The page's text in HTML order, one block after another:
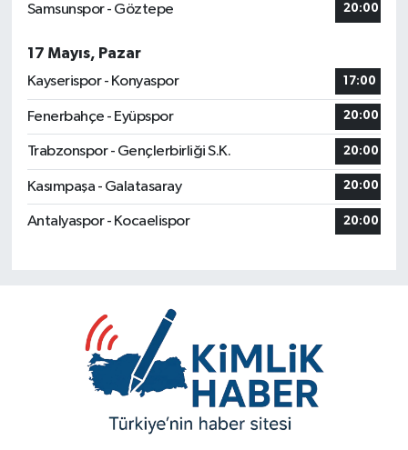
Samsunspor - Göztepe 20:00
17 Mayıs, Pazar
Kayserispor - Konyaspor
17:00
Fenerbahçe - Eyüpspor 20:00
Trabzonspor - Gençlerbirliği S.K. 20:00
Kasımpaşa - Galatasaray 20:00
Antalyaspor - Kocaelispor 20:00